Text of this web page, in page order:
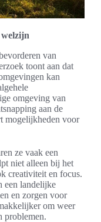
van
toont aan dat
kan
omgeving van
aan de
mogelijkheden voor
ze vaak een
niet alleen bij het
creativiteit en focus.
een landelijke
en zorgen voor
om weer
problemen.